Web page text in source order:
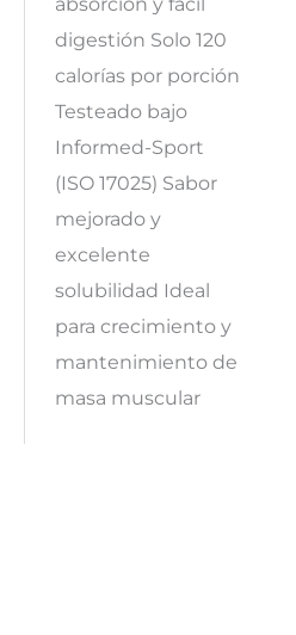
digestión Solo 120
calorías por porción
Testeado bajo
Informed-Sport
(ISO 17025) Sabor
mejorado y
excelente
solubilidad Ideal
para crecimiento y
mantenimiento de
masa muscular